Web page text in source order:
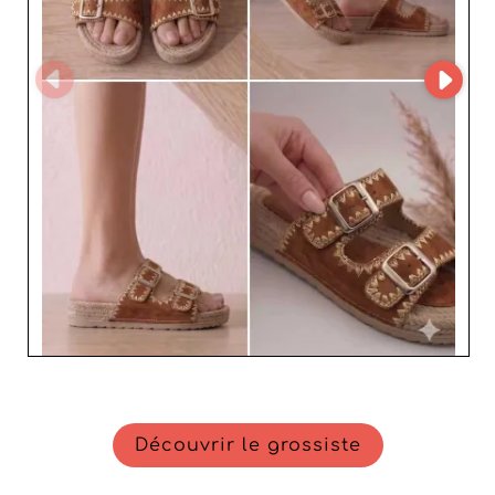
Découvrir le grossiste